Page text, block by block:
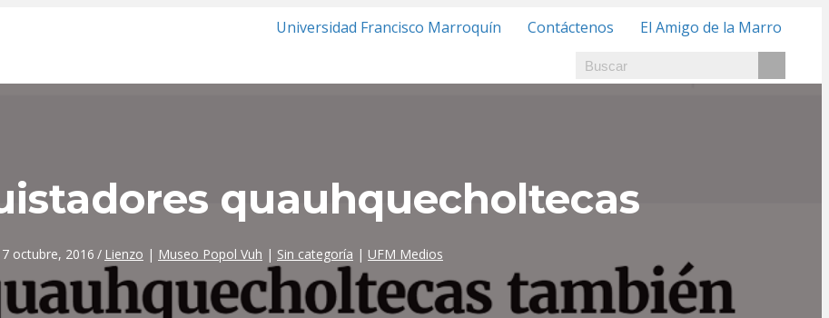
Universidad Francisco Marroquín Contáctenos El Amigo de la Marro
quauhquecholtecas
octubre, 2016 / Lienzo | Museo Popol Vuh | Sin categoría | UFM Medios